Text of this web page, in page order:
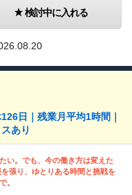
検討中に入れる
日｜残業月平均1時間｜
あり
たい。でも、今の働き方は変えた
張り、ゆとりある時間と挑戦を
。